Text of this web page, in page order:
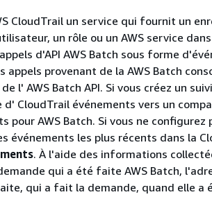
CloudTrail un service qui fournit un
un rôle ou un AWS service dans
d'API AWS Batch sous forme
appels provenant de la AWS Batch
l' AWS Batch API. Si vous créez un
CloudTrail événements vers un
pour AWS Batch. Si vous ne configurez
événements les plus récents dans la
. À l'aide des informations
qui a été faite AWS Batch,
qui a fait la demande, quand elle a